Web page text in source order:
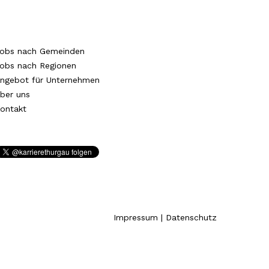
nach Gemeinden
nach Regionen
für Unternehmen
uns
Impressum | Datenschutz